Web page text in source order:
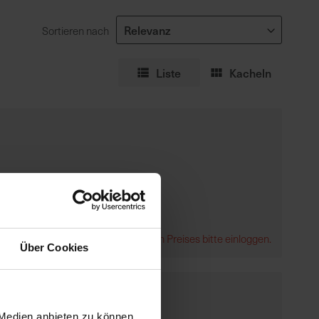
Über Cookies
anbieten zu können
Sortieren nach
Liste Kacheln
Zur Anzeige Ihres individuellen Preises bitte einloggen.